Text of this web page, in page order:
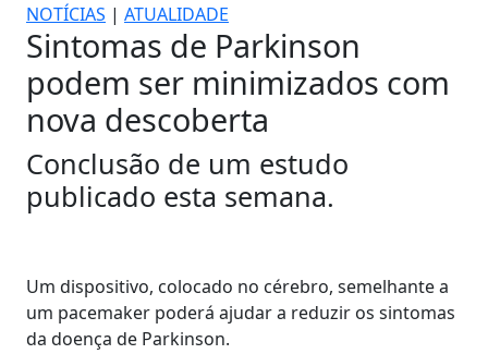
NOTÍCIAS | ATUALIDADE
Sintomas de Parkinson
podem ser minimizados com
nova descoberta
Conclusão de um estudo
publicado esta semana.
Um dispositivo, colocado no cérebro, semelhante a
um pacemaker poderá ajudar a reduzir os sintomas
da doença de Parkinson.